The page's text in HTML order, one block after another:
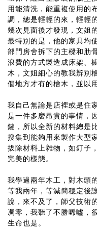
用能清洗，能重複使用的
調，總是輕輕的來，輕輕的
幾次見面後才發現，文姐
最特別的是，他的家具均
部門房舍拆下的主樑和肋
浪費的方式製造成床架、
木，文姐細心的教我辨別
個地方才有的檜木，並以
我自己無論是店裡或是住
是一件多麽昂貴的事情，
鍵，所以全新的材料總是
搜集到能夠用來製作大型
拔除材料上雜物，如釘子
完美的樣態。
我學過兩年木工，對木頭
等我兩年，等減簡穩定後
說，來不及了，師父技術
凋零，我聽了不勝唏噓，
生命也是。